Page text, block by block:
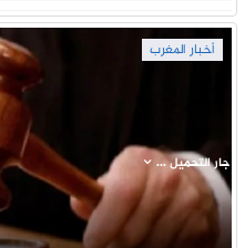
أخبار المغرب
جار التحميل ...